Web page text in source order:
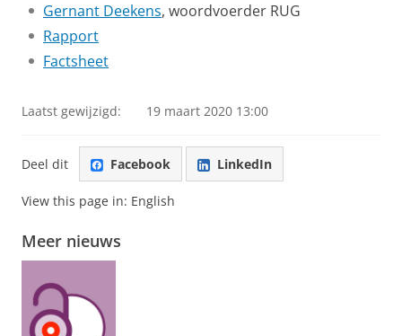
Gernant Deekens, woordvoerder RUG
Rapport
Factsheet
Laatst gewijzigd: 19 maart 2020 13:00
Deel dit Facebook LinkedIn
View this page in: English
Meer nieuws